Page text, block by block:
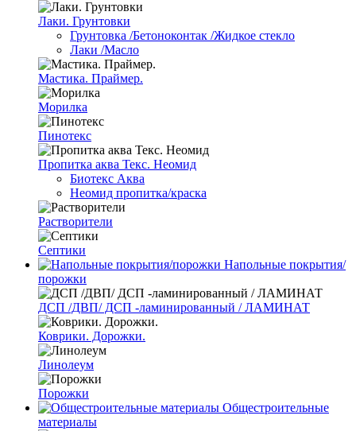
Лаки. Грунтовки
Грунтовка /Бетоноконтак /Жидкое стекло
Лаки /Масло
Мастика. Праймер.
Морилка
Пинотекс
Пропитка аква Текс. Неомид
Биотекс Аква
Неомид пропитка/краска
Растворители
Септики
Напольные покрытия/
порожки
ДСП /ДВП/ ДСП -ламинированный / ЛАМИНАТ
Коврики. Дорожки.
Линолеум
Порожки
Общестроительные
материалы